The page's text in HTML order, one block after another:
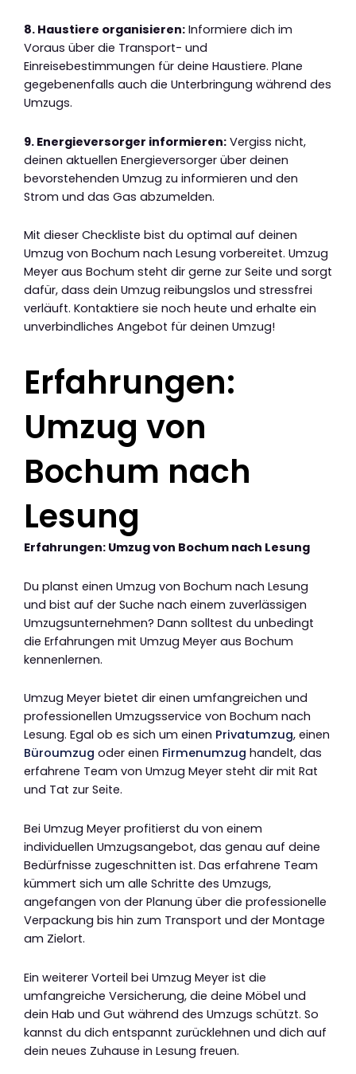
8. Haustiere organisieren: Informiere dich im
Voraus über die Transport- und
Einreisebestimmungen für deine Haustiere. Plane
gegebenenfalls auch die Unterbringung während des
Umzugs.
9. Energieversorger informieren: Vergiss nicht,
deinen aktuellen Energieversorger über deinen
bevorstehenden Umzug zu informieren und den
Strom und das Gas abzumelden.
Mit dieser Checkliste bist du optimal auf deinen
Umzug von Bochum nach Lesung vorbereitet. Umzug
Meyer aus Bochum steht dir gerne zur Seite und sorgt
dafür, dass dein Umzug reibungslos und stressfrei
verläuft. Kontaktiere sie noch heute und erhalte ein
unverbindliches Angebot für deinen Umzug!
Erfahrungen:
Umzug von
Bochum nach
Lesung
Erfahrungen: Umzug von Bochum nach Lesung
Du planst einen Umzug von Bochum nach Lesung
und bist auf der Suche nach einem zuverlässigen
Umzugsunternehmen? Dann solltest du unbedingt
die Erfahrungen mit Umzug Meyer aus Bochum
kennenlernen.
Umzug Meyer bietet dir einen umfangreichen und
professionellen Umzugsservice von Bochum nach
Lesung. Egal ob es sich um einen Privatumzug, einen
Büroumzug oder einen Firmenumzug handelt, das
erfahrene Team von Umzug Meyer steht dir mit Rat
und Tat zur Seite.
Bei Umzug Meyer profitierst du von einem
individuellen Umzugsangebot, das genau auf deine
Bedürfnisse zugeschnitten ist. Das erfahrene Team
kümmert sich um alle Schritte des Umzugs,
angefangen von der Planung über die professionelle
Verpackung bis hin zum Transport und der Montage
am Zielort.
Ein weiterer Vorteil bei Umzug Meyer ist die
umfangreiche Versicherung, die deine Möbel und
dein Hab und Gut während des Umzugs schützt. So
kannst du dich entspannt zurücklehnen und dich auf
dein neues Zuhause in Lesung freuen.